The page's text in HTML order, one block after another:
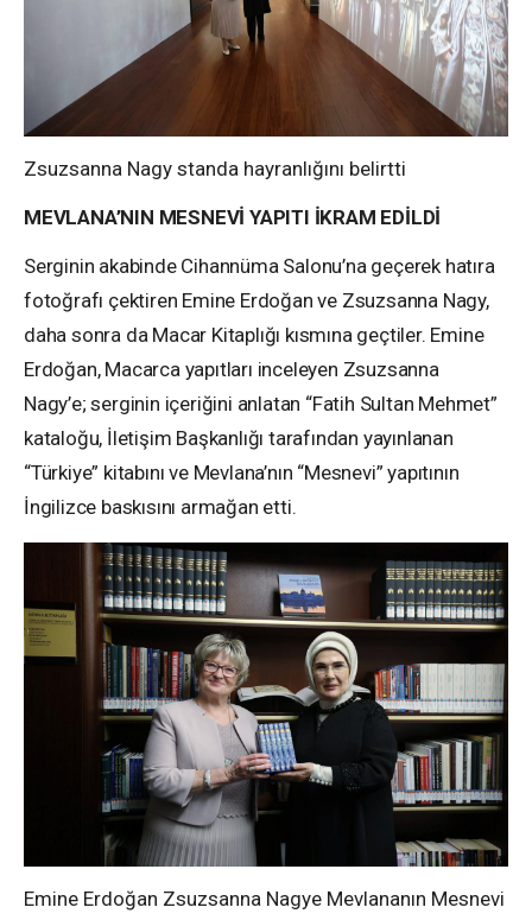
Zsuzsanna Nagy standa hayranlığını belirtti
MEVLANA’NIN MESNEVİ YAPITI İKRAM EDİLDİ
Serginin akabinde Cihannüma Salonu’na geçerek hatıra
fotoğrafı çektiren Emine Erdoğan ve Zsuzsanna Nagy,
daha sonra da Macar Kitaplığı kısmına geçtiler. Emine
Erdoğan, Macarca yapıtları inceleyen Zsuzsanna
Nagy’e; serginin içeriğini anlatan “Fatih Sultan Mehmet”
kataloğu, İletişim Başkanlığı tarafından yayınlanan
“Türkiye” kitabını ve Mevlana’nın “Mesnevi” yapıtının
İngilizce baskısını armağan etti.
Emine Erdoğan Zsuzsanna Nagye Mevlananın Mesnevi